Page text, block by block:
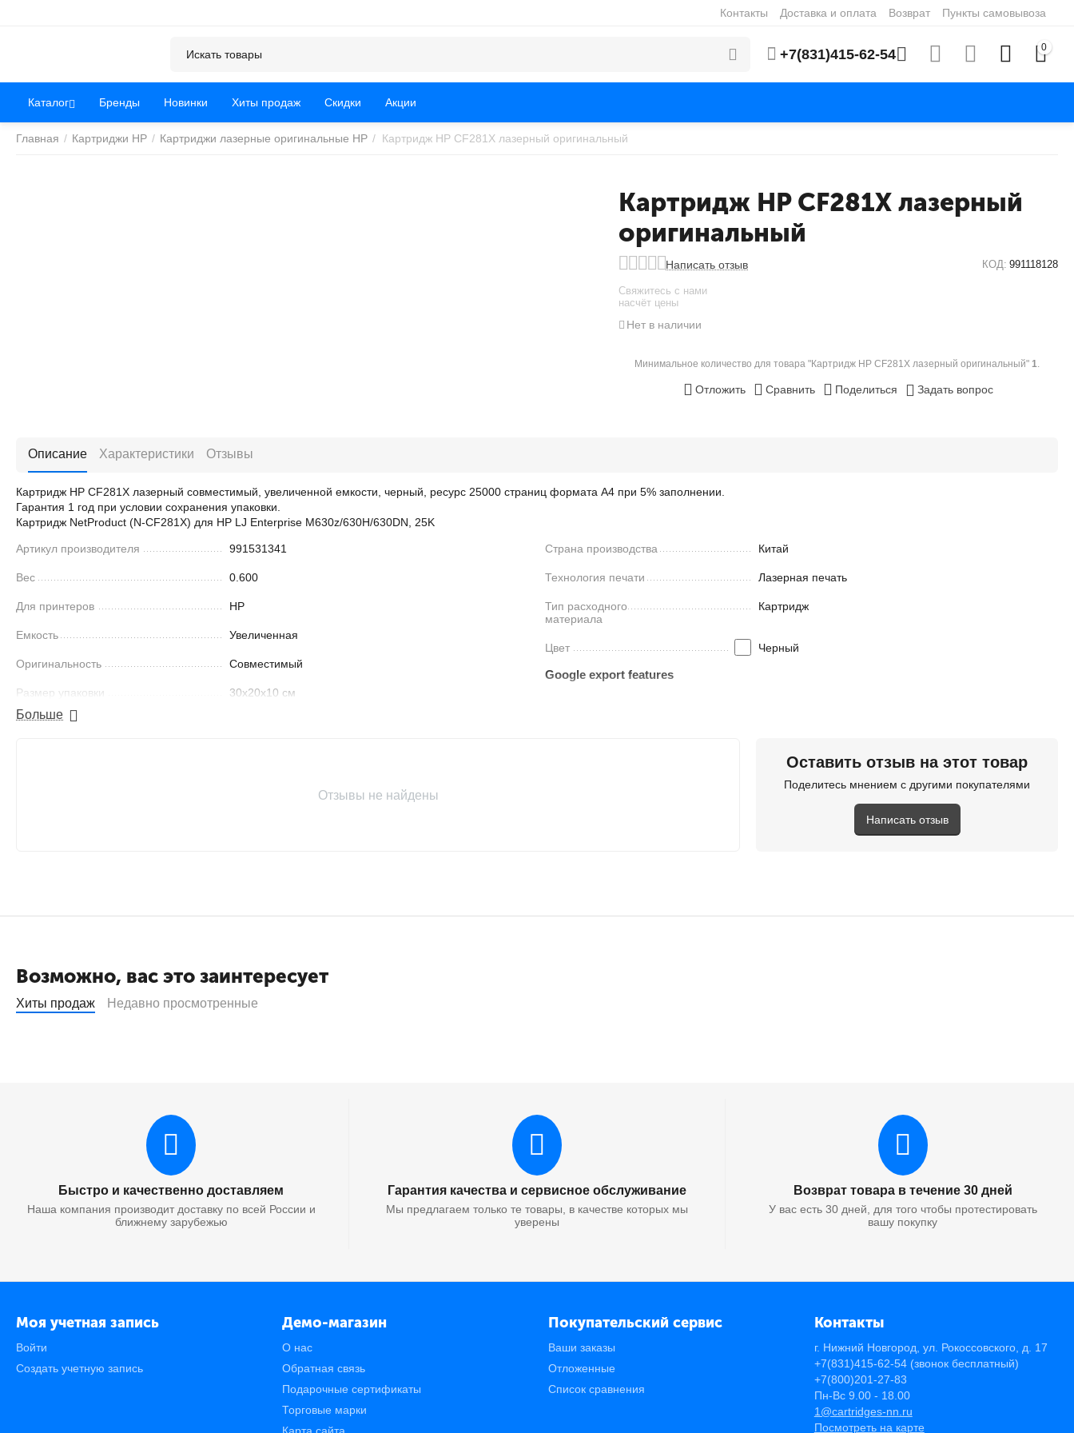
Контакты Доставка и оплата Возврат Пункты самовывоза
+7(831)415-62-54 0
Каталог Бренды Новинки Хиты продаж Скидки Акции
Главная / Картриджи HP / Картриджи лазерные оригинальные HP / Картридж HP CF281X лазерный оригинальный
Картридж HP CF281X лазерный
оригинальный
Написать отзыв КОД: 991118128
Свяжитесь с нами
насчёт цены
Нет в наличии
Минимальное количество для товара "Картридж HP CF281X лазерный оригинальный" 1.
Отложить Сравнить Поделиться Задать вопрос
Описание Характеристики Отзывы
Картридж HP CF281X лазерный совместимый, увеличенной емкости, черный, ресурс 25000 страниц формата А4 при 5% заполнении.
Гарантия 1 год при условии сохранения упаковки.
Картридж NetProduct (N-CF281X) для HP LJ Enterprise M630z/630H/630DN, 25K
Артикул производителя 991531341
Вес 0.600
Для принтеров HP
Емкость Увеличенная
Оригинальность Совместимый
Размер упаковки 30x20x10 см
Ресурс
Страна производства Китай
Технология печати Лазерная печать
Тип расходного
материала
Картридж
Цвет Черный
Google export features
Больше
Отзывы не найдены
Оставить отзыв на этот товар
Поделитесь мнением с другими покупателями
Написать отзыв
Возможно, вас это заинтересует
Хиты продаж Недавно просмотренные
Быстро и качественно доставляем
Наша компания производит доставку по всей России и
ближнему зарубежью
Гарантия качества и сервисное обслуживание
Мы предлагаем только те товары, в качестве которых мы
уверены
Возврат товара в течение 30 дней
У вас есть 30 дней, для того чтобы протестировать
вашу покупку
Моя учетная запись
Войти
Создать учетную запись
Демо-магазин
О нас
Обратная связь
Подарочные сертификаты
Торговые марки
Покупательский сервис
Ваши заказы
Отложенные
Список сравнения
Контакты
г. Нижний Новгород, ул. Рокоссовского, д. 17
+7(831)415-62-54(звонок бесплатный)
+7(800)201-27-83
Пн-Вс 9.00 - 18.00
1@cartridges-nn.ru
Посмотреть на карте